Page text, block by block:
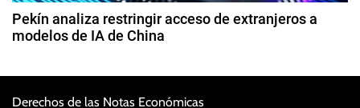
Pekín analiza restringir acceso de extranjeros a
modelos de IA de China
Derechos de las Notas Económicas